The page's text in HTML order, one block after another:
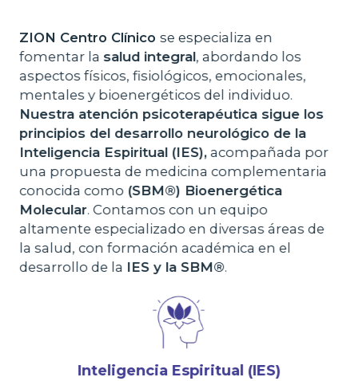
ZION Centro Clínicose especializa en
fomentar la salud integral, abordando los
aspectos físicos, fisiológicos, emocionales,
mentales y bioenergéticos del individuo.
Nuestra atención psicoterapéutica sigue los
principios del desarrollo neurológico de la
Inteligencia Espiritual (IES), acompañada por
una propuesta de medicina complementaria
conocida como (SBM®) Bioenergética
Molecular. Contamos con un equipo
altamente especializado en diversas áreas de
la salud, con formación académica en el
desarrollo de la IES y la SBM®.
Inteligencia Espiritual (IES)